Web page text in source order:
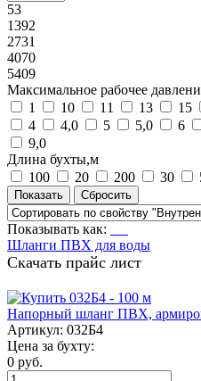
53
1392
2731
4070
5409
Максимальное рабочее
1
10 11 13 15
4
4,0 5 5,0 6
9,0
Длина бухты,м
100
20 200 30
Показывать как:
Шланги ПВХ для воды
Скачать прайс лист
Напорный шланг ПВХ,
Артикул: 032Б4
Цена за бухту:
0 руб.